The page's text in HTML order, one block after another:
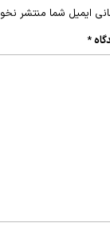
ایمیل شما منتشر
*